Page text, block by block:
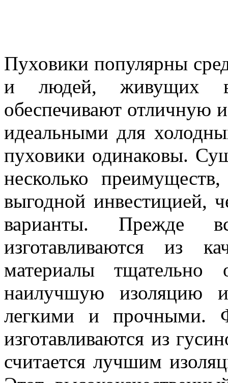
Пуховики популярны
и людей, живущих
обеспечивают отличную
идеальными для
пуховики одинаковы.
несколько
выгодной инвестицией,
варианты. Прежде
изготавливаются из
материалы тщательно
наилучшую изоляцию
легкими и прочными.
изготавливаются из
считается лучшим